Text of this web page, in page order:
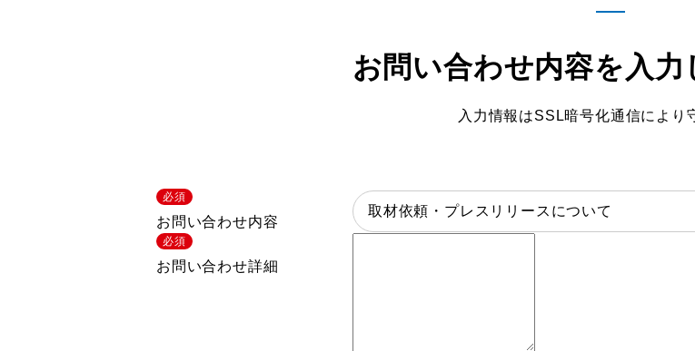
お問い合わせ内容を入力
入力情報はSSL暗号化通信により
必須
お問い合わせ内容
必須
お問い合わせ詳細